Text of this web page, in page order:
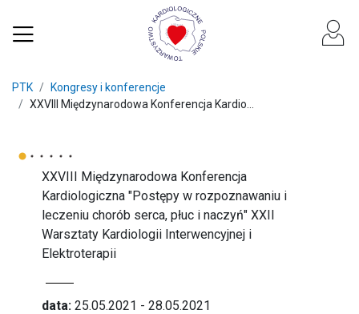
PTK
Kongresy i konferencje
XXVIII Międzynarodowa Konferencja Kardio...
XXVIII Międzynarodowa Konferencja
Kardiologiczna "Postępy w rozpoznawaniu i
leczeniu chorób serca, płuc i naczyń" XXII
Warsztaty Kardiologii Interwencyjnej i
Elektroterapii
data: 25.05.2021 - 28.05.2021